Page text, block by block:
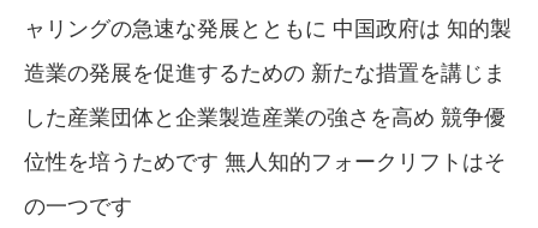
ャリングの急速な発展とともに 中国政府は 知的製
造業の発展を促進するための 新たな措置を講じま
した産業団体と企業製造産業の強さを高め 競争優
位性を培うためです 無人知的フォークリフトはそ
の一つです